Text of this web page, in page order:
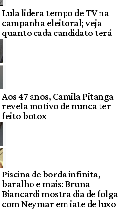
Lula lidera tempo de TV na
campanha eleitoral; veja
quanto cada candidato terá
Aos 47 anos, Camila Pitanga
revela motivo de nunca ter
feito botox
Piscina de borda infinita,
baralho e mais: Bruna
Biancardi mostra dia de folga
com Neymar em iate de luxo